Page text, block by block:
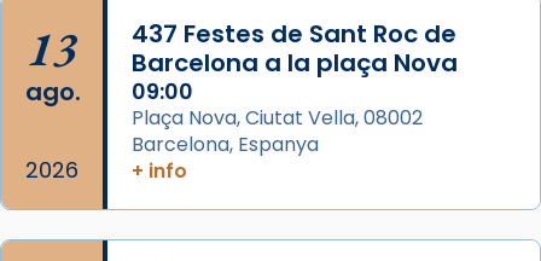
L’arquebisbe de Barcelona, el cardenal Joan
Josep Omella, ha presidit la missa i l’ha
concelebrat el bisbe auxiliar de Barcelona,
Mons. David Abadías.
📸 Dr. G. Simón
13
ago.
2026
437 Festes de Sant Roc de
Barcelona a la plaça Nova
09:00
Plaça Nova, Ciutat Vella, 08002
Barcelona, Espanya
+ info